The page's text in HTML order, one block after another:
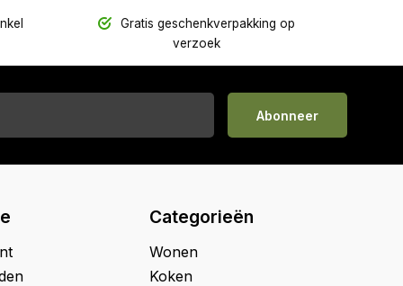
Gratis geschenkverpakking op
verzoek
Abonneer
Categorieën
Wonen
Koken